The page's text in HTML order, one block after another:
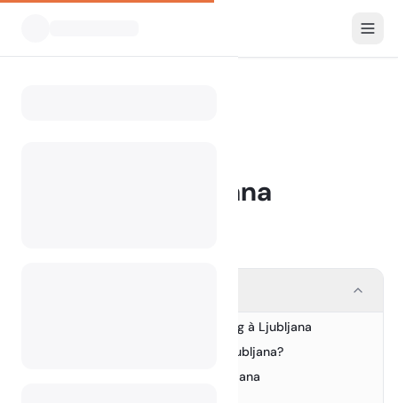
Camping à Ljubljana
Découvrez le charme du camping à Ljubljana
Pourquoi choisir le camping à Ljubljana?
Les meilleurs campings de Ljubljana